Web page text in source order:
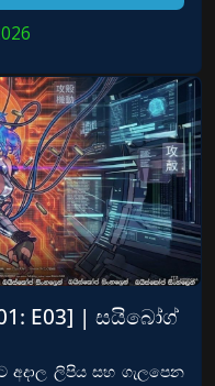
E03] | සයිබෝග්
ලිපිය සහ ගැලපෙන